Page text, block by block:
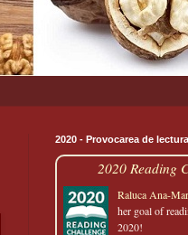
2020 - Provocarea de lectura
2020 Reading
Raluca Ana-
her goal of
2020!